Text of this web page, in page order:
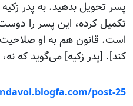
پسر تحویل بدهید. به پدر
تکمیل کرده، این پسر را
است. قانون هم به او صلاحیت
کند]. [پدر زکیه] می‌گوید که
post-25...